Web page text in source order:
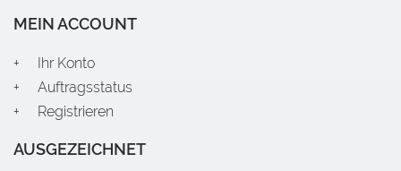
MEIN ACCOUNT
Ihr Konto
Auftragsstatus
Registrieren
AUSGEZEICHNET